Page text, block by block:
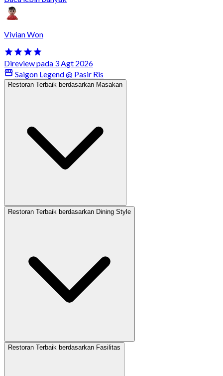
Vivian Won
Direview pada 3 Agt 2026
Saigon Legend @ Pasir Ris
Restoran Terbaik berdasarkan Masakan
Restoran Terbaik berdasarkan Dining Style
Restoran Terbaik berdasarkan Fasilitas